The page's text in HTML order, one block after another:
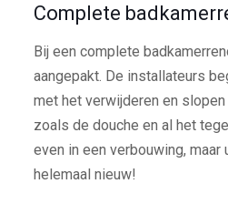
Complete
Bij een complete
aangepakt. De installateurs
met het verwijderen en
zoals de douche en al het
even in een verbouwing, maar
helemaal nieuw!